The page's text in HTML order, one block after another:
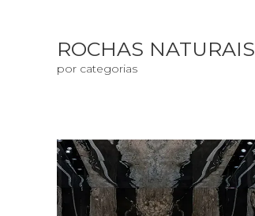
ROCHAS NATURAIS
por categorias